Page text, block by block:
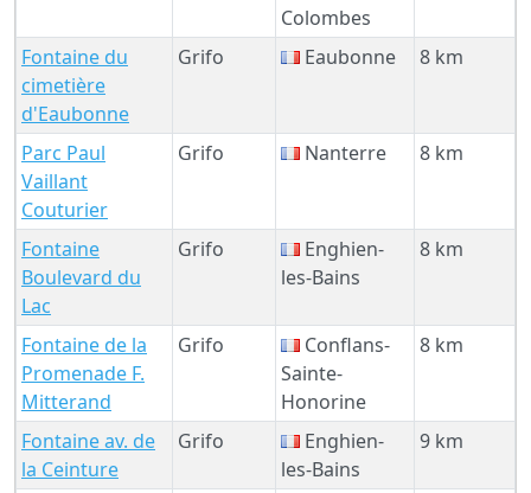
Colombes
Fontaine du
cimetière
d'Eaubonne
Grifo Eaubonne 8 km
Parc Paul
Vaillant
Couturier
Grifo Nanterre 8 km
Fontaine
Boulevard du
Lac
Grifo
Enghien-
les-Bains
8 km
Fontaine de la
Promenade F.
Mitterand
Grifo
Conflans-
Sainte-
Honorine
8 km
Fontaine av. de
la Ceinture
Grifo
Enghien-
les-Bains
9 km